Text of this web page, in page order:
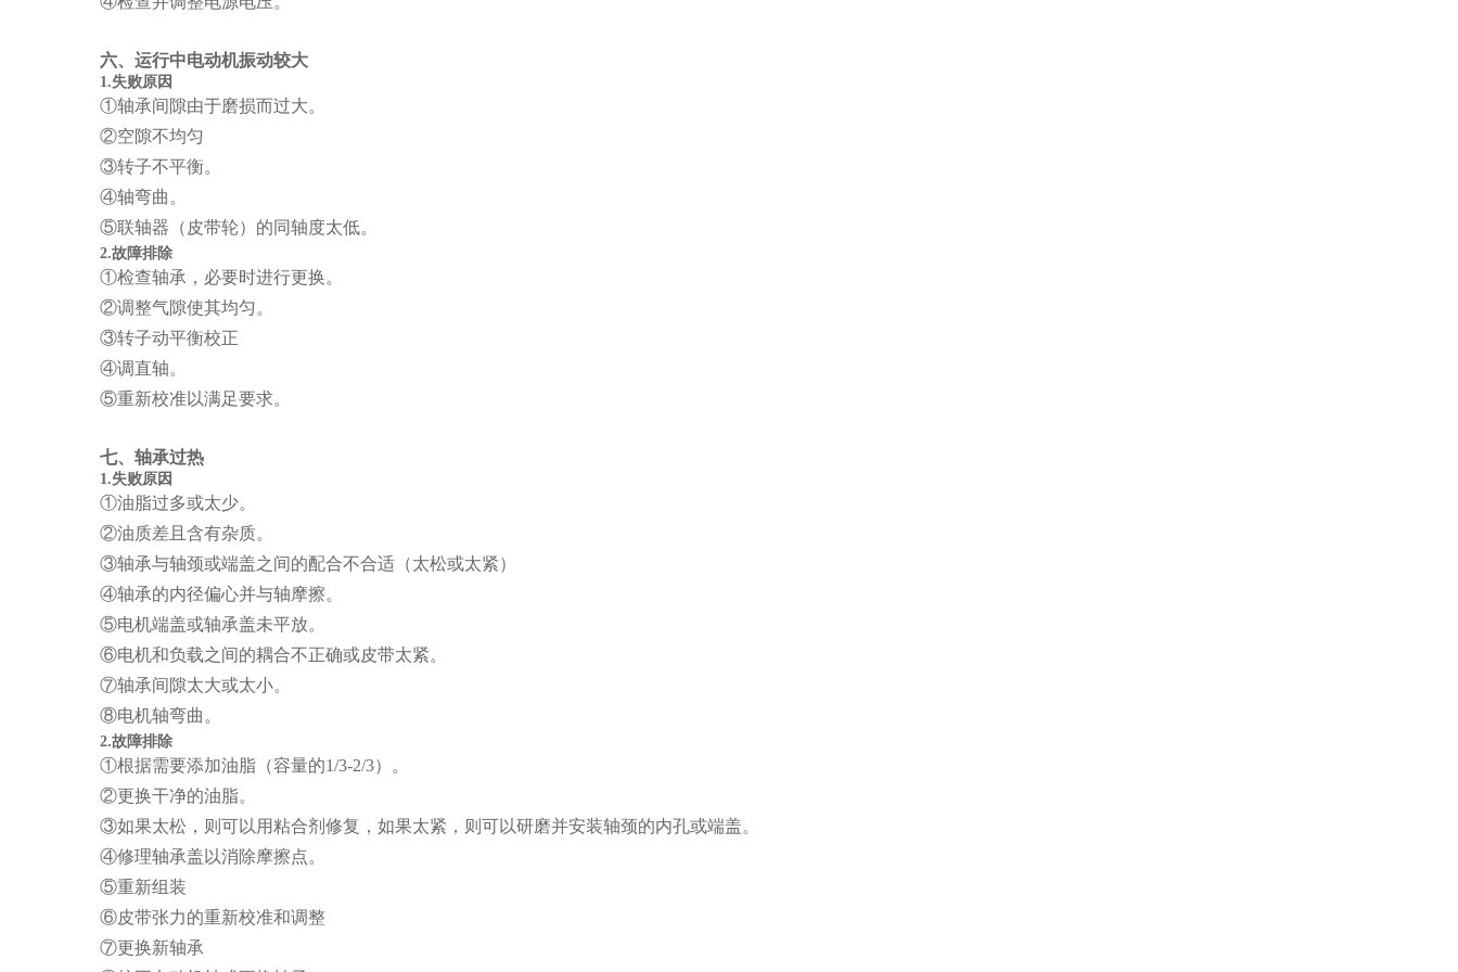
六、运行中电动机振动较大
1.失败原因
①轴承间隙由于磨损而过大。
②空隙不均匀
③转子不平衡。
④轴弯曲。
⑤联轴器（皮带轮）的同轴度太低。
2.故障排除
①检查轴承，必要时进行更换。
②调整气隙使其均匀。
③转子动平衡校正
④调直轴。
⑤重新校准以满足要求。
七、轴承过热
1.失败原因
①油脂过多或太少。
②油质差且含有杂质。
③轴承与轴颈或端盖之间的配合不合适（太松或太紧）
④轴承的内径偏心并与轴摩擦。
⑤电机端盖或轴承盖未平放。
⑥电机和负载之间的耦合不正确或皮带太紧。
⑦轴承间隙太大或太小。
⑧电机轴弯曲。
2.故障排除
①根据需要添加油脂（容量的1/3-2/3）。
②更换干净的油脂。
③如果太松，则可以用粘合剂修复，如果太紧，则可以研磨并安装轴颈的内孔或端盖。
④修理轴承盖以消除摩擦点。
⑤重新组装
⑥皮带张力的重新校准和调整
⑦更换新轴承